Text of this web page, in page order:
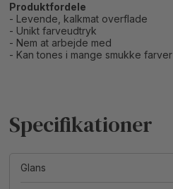
Produktfordele
- Levende, kalkmat overflade
- Unikt farveudtryk
- Nem at arbejde med
- Kan tones i mange smukke farver
Glans